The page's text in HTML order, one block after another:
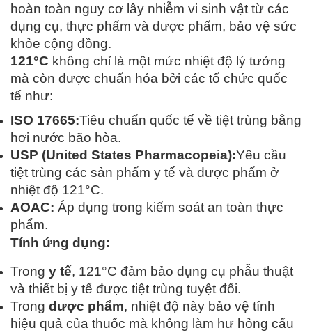
hoàn toàn nguy cơ lây nhiễm vi sinh vật từ các
dụng cụ, thực phẩm và dược phẩm, bảo vệ sức
khỏe cộng đồng.
121°C không chỉ là một mức nhiệt độ lý tưởng
mà còn được chuẩn hóa bởi các tổ chức quốc
tế như:
ISO 17665:Tiêu chuẩn quốc tế về tiệt trùng bằng
hơi nước bão hòa.
USP (United States Pharmacopeia):Yêu cầu
tiệt trùng các sản phẩm y tế và dược phẩm ở
nhiệt độ 121°C.
AOAC: Áp dụng trong kiểm soát an toàn thực
phẩm.
Tính ứng dụng:
Trong y tế, 121°C đảm bảo dụng cụ phẫu thuật
và thiết bị y tế được tiệt trùng tuyệt đối.
Trong dược phẩm, nhiệt độ này bảo vệ tính
hiệu quả của thuốc mà không làm hư hỏng cấu